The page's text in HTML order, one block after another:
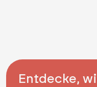
Entdecke,